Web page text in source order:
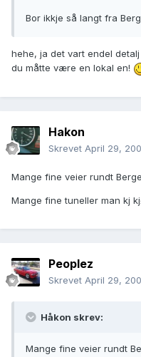
Bor ikkje så langt fra
hehe, ja det vart endel
du måtte være en lokal en!
Hakon
Skrevet April 29,
Mange fine veier rundt
Mange fine tuneller man kj
Peoplez
Skrevet April 29,
Håkon skrev:
Mange fine veier rundt